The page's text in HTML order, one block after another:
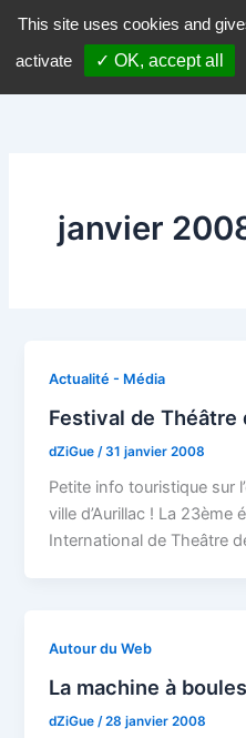
contenu
dZiGue
janvier
Actualité - Média
Festival de Théâtre
dZiGue /31 janvier 2008
Petite info touristique sur
ville d’Aurillac ! La 23ème
International de Theâtre
Autour du Web
La machine à
dZiGue/28 janvier 2008
This site uses cookies and
activate
✓ OK, accept all